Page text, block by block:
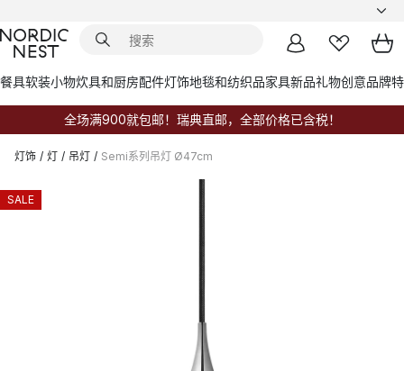
餐具软装小物炊具和厨房配件灯饰地毯和纺织品家具新品礼物创意品牌
全场满900就包邮！瑞典直邮，全部价格已含税！
灯饰 / 灯 / 吊灯 / Semi系列吊灯 Ø47cm
SALE